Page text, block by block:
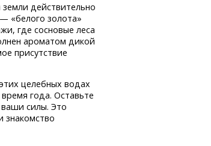
земли действительно
«белого золота»
где сосновые леса
ароматом дикой
присутствие
целебных водах
года. Оставьте
ваши силы. Это